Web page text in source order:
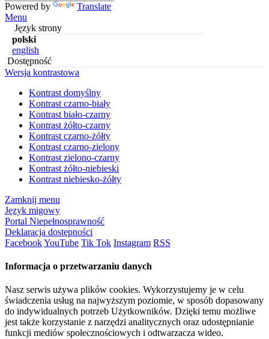
Powered by
Translate
Menu
Język strony
polski
english
Dostępność
Wersja kontrastowa
Kontrast domyślny
Kontrast czarno-biały
Kontrast biało-czarny
Kontrast żółto-czarny
Kontrast czarno-żółty
Kontrast czarno-zielony
Kontrast zielono-czarny
Kontrast żółto-niebieski
Kontrast niebiesko-żółty
Zamknij menu
Język migowy
Portal Niepełnosprawność
Deklaracja dostępności
FacebookYouTube Tik Tok Instagram RSS
Informacja o przetwarzaniu danych
Nasz serwis używa plików cookies. Wykorzystujemy je w celu
świadczenia usług na najwyższym poziomie, w sposób dopasowany
do indywidualnych potrzeb Użytkowników. Dzięki temu możliwe
jest także korzystanie z narzędzi analitycznych oraz udostępnianie
funkcji mediów społecznościowych i odtwarzacza wideo.